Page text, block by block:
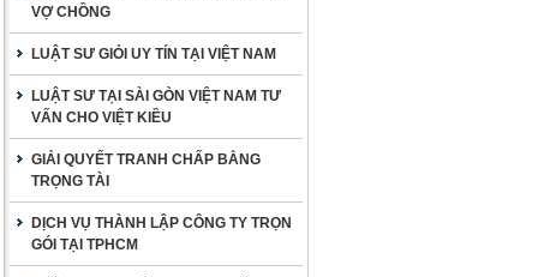
VỢ CHỒNG
LUẬT SƯ GIỎI UY TÍN TẠI VIỆT NAM
LUẬT SƯ TẠI SÀI GÒN VIỆT NAM TƯ
VẤN CHO VIỆT KIỀU
GIẢI QUYẾT TRANH CHẤP BẰNG
TRỌNG TÀI
DỊCH VỤ THÀNH LẬP CÔNG TY TRỌN
GÓI TẠI TPHCM